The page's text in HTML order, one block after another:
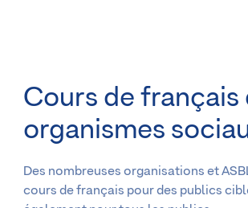
Cours de français
organismes
Des nombreuses organisations et
cours de français pour des publics